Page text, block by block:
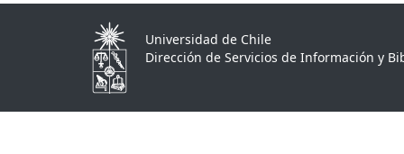
Universidad de Chile
Dirección de Servicios de Información y